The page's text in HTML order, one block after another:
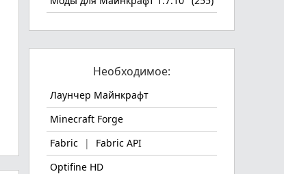
Необходимое:
Лаунчер Майнкрафт
Minecraft Forge
Fabric
|
Fabric API
Optifine HD